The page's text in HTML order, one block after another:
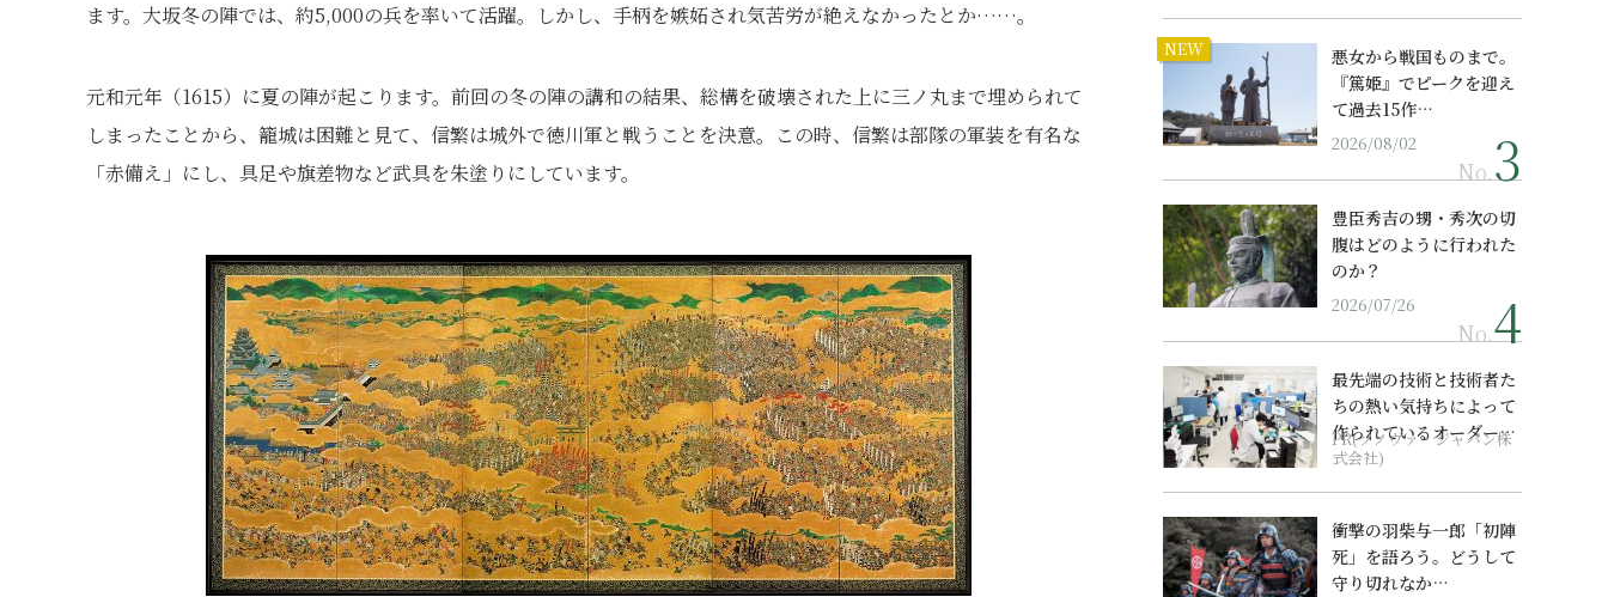
ます。大坂冬の陣では、約5,000の兵を率いて活躍。しかし、手柄を嫉妬され気苦労が絶えなかったとか……。
元和元年（1615）に夏の陣が起こります。前回の冬の陣の講和の結果、総構を破壊された上に三ノ丸まで埋められて
しまったことから、籠城は困難と見て、信繁は城外で徳川軍と戦うことを決意。この時、信繁は部隊の軍装を有名な
「赤備え」にし、具足や旗差物など武具を朱塗りにしています。
NEW
悪女から戦国ものまで。
『篤姫』でピークを迎え
て過去15作…
2026/08/02
No.
豊臣秀吉の甥・秀次の切
腹はどのように行われた
のか？
2026/07/26
No.
最先端の技術と技術者た
ちの熱い気持ちによって
作られているオーダーメ
イド補聴器
PR(ソノヴァ・ジャパン株
式会社)
衝撃の羽柴与一郎「初陣
死」を語ろう。どうして
守り切れなか…